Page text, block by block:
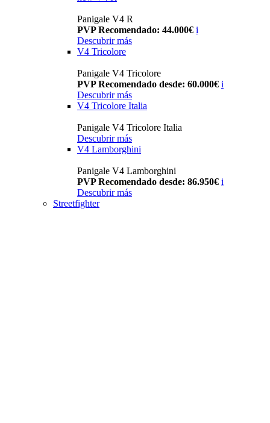
Panigale V4 R
PVP Recomendado: 44.000€ i
Descubrir más
V4 Tricolore
Panigale V4 Tricolore
PVP Recomendado desde: 60.000€ i
Descubrir más
V4 Tricolore Italia
Panigale V4 Tricolore Italia
Descubrir más
V4 Lamborghini
Panigale V4 Lamborghini
PVP Recomendado desde: 86.950€ i
Descubrir más
Streetfighter